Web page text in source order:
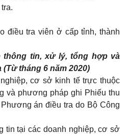
điều tra viên ở cấp tỉnh, thành
thông tin, xử lý, tổng hợp và
tháng 6 năm 2020)
cơ sở kinh tế trực thuộc
và phương pháp ghi Phiếu thu
án điều tra do Bộ Công
tin tại các doanh nghiệp, cơ sở